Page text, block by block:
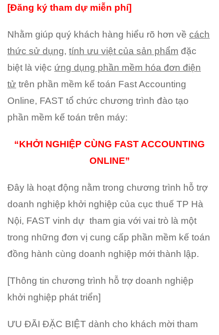
miễn
phí:
“Khởi
nghiệp
cùng
Fast
Accounting
[Đăng ký tham dự miễn phí]
Nhằm giúp quý khách hàng hiểu rõ hơn về cách
thức sử dụng, tính ưu việt của sản phẩm đặc
biệt là việc ứng dụng phần mềm hóa đơn điện
tử trên phần mềm kế toán Fast Accounting
Online, FAST tổ chức chương trình đào tạo
phần mềm kế toán trên máy:
“KHỞI NGHIỆP CÙNG FAST ACCOUNTING
ONLINE”
Đây là hoạt động nằm trong chương trình hỗ trợ
doanh nghiệp khởi nghiệp của cục thuế TP Hà
Nội, FAST vinh dự tham gia với vai trò là một
trong những đơn vị cung cấp phần mềm kế toán
đồng hành cùng doanh nghiệp mới thành lập.
[Thông tin chương trình hỗ trợ doanh nghiệp
khởi nghiệp phát triển]
ƯU ĐÃI ĐẶC BIỆT dành cho khách mời tham